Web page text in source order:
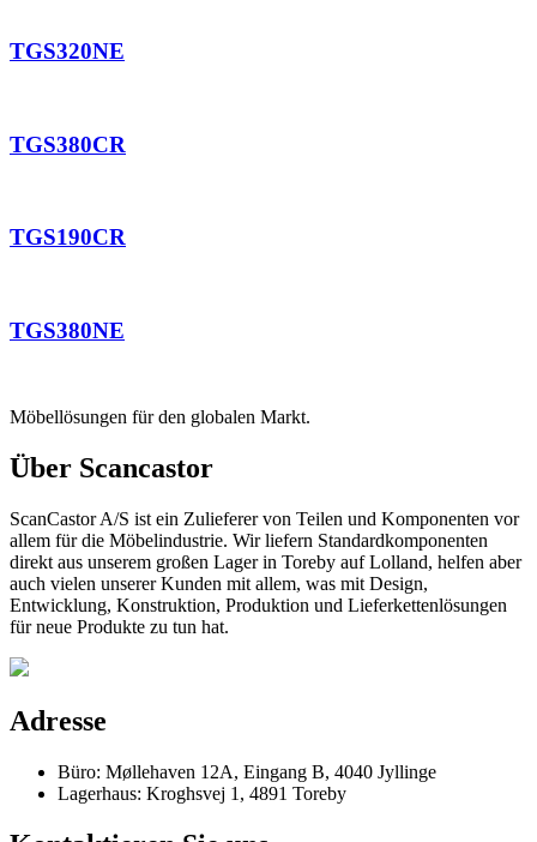
TGS320NE
TGS380CR
TGS190CR
TGS380NE
Möbellösungen für den globalen Markt.
Über Scancastor
ScanCastor A/S ist ein Zulieferer von Teilen und Komponenten vor
allem für die Möbelindustrie. Wir liefern Standardkomponenten
direkt aus unserem großen Lager in Toreby auf Lolland, helfen aber
auch vielen unserer Kunden mit allem, was mit Design,
Entwicklung, Konstruktion, Produktion und Lieferkettenlösungen
für neue Produkte zu tun hat.
Adresse
Büro: Møllehaven 12A, Eingang B, 4040 Jyllinge
Lagerhaus: Kroghsvej 1, 4891 Toreby